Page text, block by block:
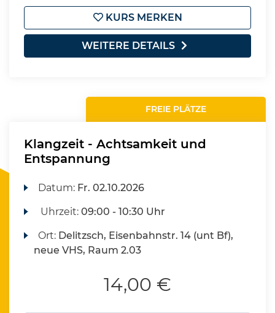
KURS MERKEN
WEITERE DETAILS
FREIE PLÄTZE
Klangzeit - Achtsamkeit und
Entspannung
Datum: Fr. 02.10.2026
Uhrzeit:09:00 - 10:30 Uhr
Ort: Delitzsch, Eisenbahnstr. 14 (unt Bf),
neue VHS, Raum 2.03
14,00 €